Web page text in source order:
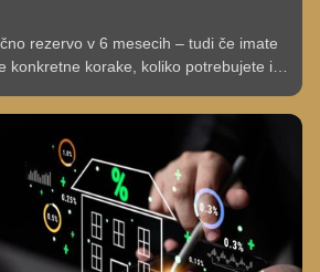
rezervo v 6 mesecih – tudi če imate
konkretne korake, koliko potrebujete in